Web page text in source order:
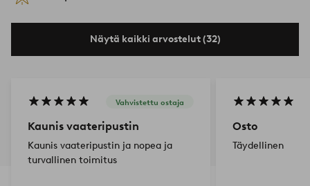
Näytä kaikki arvostelut (32)
Vahvistettu ostaja
Kaunis vaateripustin
Kaunis vaateripustin ja nopea ja
turvallinen toimitus
Osto
Täydellinen